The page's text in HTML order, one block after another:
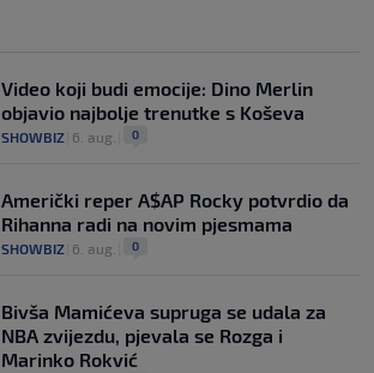
Video koji budi emocije: Dino Merlin
objavio najbolje trenutke s Koševa
SHOWBIZ 6. aug. 0
Američki reper A$AP Rocky potvrdio da
Rihanna radi na novim pjesmama
SHOWBIZ 6. aug. 0
Bivša Mamićeva supruga se udala za
NBA zvijezdu, pjevala se Rozga i
Marinko Rokvić